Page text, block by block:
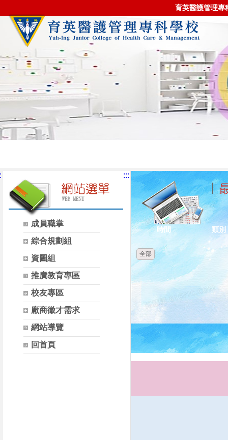
育英醫護管理專
成員職掌
綜合規劃組
資圖組
推廣教育專區
校友專區
廠商徵才需求
網站導覽
回首頁
:::
時間 類別
全部